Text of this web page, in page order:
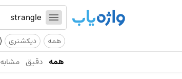
همه دیکشنری
همه دقیق مشابه